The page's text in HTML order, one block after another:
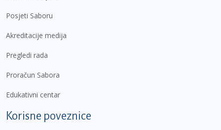
Posjeti Saboru
Akreditacije medija
Pregledi rada
Proračun Sabora
Edukativni centar
Korisne poveznice